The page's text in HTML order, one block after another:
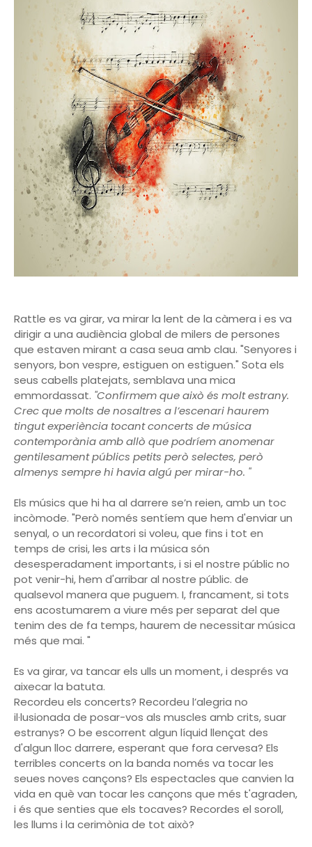
Rattle es va girar, va mirar la lent de la càmera i es va
dirigir a una audiència global de milers de persones
que estaven mirant a casa seua amb clau. "Senyores i
senyors, bon vespre, estiguen on estiguen." Sota els
seus cabells platejats, semblava una mica
emmordassat. "Confirmem que això és molt estrany.
Crec que molts de nosaltres a l’escenari haurem
tingut experiència tocant concerts de música
contemporània amb allò que podríem anomenar
gentilesament públics petits però selectes, però
almenys sempre hi havia algú per mirar-ho. "
Els músics que hi ha al darrere se’n reien, amb un toc
incòmode. "Però només sentíem que hem d'enviar un
senyal, o un recordatori si voleu, que fins i tot en
temps de crisi, les arts i la música són
desesperadament importants, i si el nostre públic no
pot venir-hi, hem d'arribar al nostre públic. de
qualsevol manera que puguem. I, francament, si tots
ens acostumarem a viure més per separat del que
tenim des de fa temps, haurem de necessitar música
més que mai. "
Es va girar, va tancar els ulls un moment, i després va
aixecar la batuta.
Recordeu els concerts? Recordeu l’alegria no
il·lusionada de posar-vos als muscles amb crits, suar
estranys? O be escorrent algun líquid llençat des
d'algun lloc darrere, esperant que fora cervesa? Els
terribles concerts on la banda només va tocar les
seues noves cançons? Els espectacles que canvien la
vida en què van tocar les cançons que més t'agraden,
i és que senties que els tocaves? Recordes el soroll,
les llums i la cerimònia de tot això?